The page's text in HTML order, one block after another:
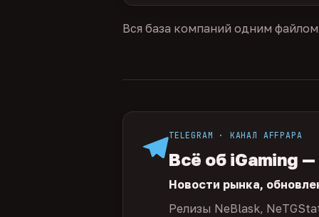
Вся база компаний одним
TELEGRAM · КАНАЛ AFFPAPA
Всё об iGaming
Новости рынка,
Релизы NeBlask,